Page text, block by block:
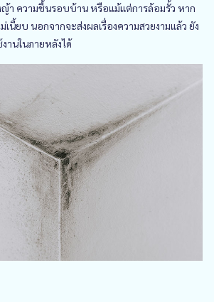
ญ้า ความชื้นรอบบ้าน หรือแม้แต่การล้อมรั้ว หาก
เนี้ยบ นอกจากจะส่งผลเรื่องความสวยงามแล้ว ยัง
านในภายหลังได้